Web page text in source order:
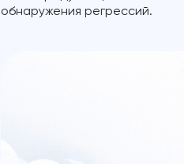
обнаружения регрессий.